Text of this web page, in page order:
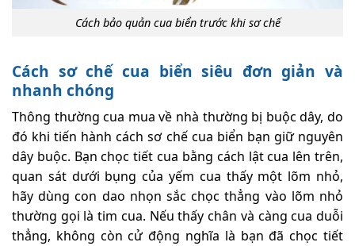
Cách bảo quản cua biển trước khi sơ chế
Cách sơ chế cua biển siêu đơn giản và
nhanh chóng
Thông thường cua mua về nhà thường bị buộc dây, do
đó khi tiến hành cách sơ chế cua biển bạn giữ nguyên
dây buộc. Bạn chọc tiết cua bằng cách lật cua lên trên,
quan sát dưới bụng của yếm cua thấy một lõm nhỏ,
hãy dùng con dao nhọn sắc chọc thẳng vào lõm nhỏ
thường gọi là tim cua. Nếu thấy chân và càng cua duỗi
thẳng, không còn cử động nghĩa là bạn đã chọc tiết